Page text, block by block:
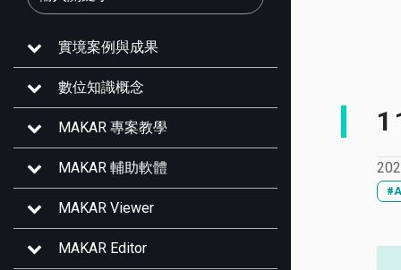
實境案例與成果
數位知識概念
MAKAR 專案教學
MAKAR 輔助軟體
MAKAR Viewer
MAKAR Editor